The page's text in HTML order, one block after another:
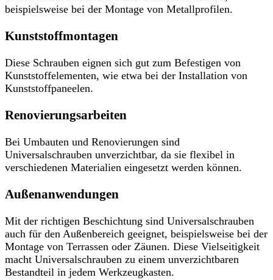
beispielsweise bei der Montage von Metallprofilen.
Kunststoffmontagen
Diese Schrauben eignen sich gut zum Befestigen von
Kunststoffelementen, wie etwa bei der Installation von
Kunststoffpaneelen.
Renovierungsarbeiten
Bei Umbauten und Renovierungen sind
Universalschrauben unverzichtbar, da sie flexibel in
verschiedenen Materialien eingesetzt werden können.
Außenanwendungen
Mit der richtigen Beschichtung sind Universalschrauben
auch für den Außenbereich geeignet, beispielsweise bei der
Montage von Terrassen oder Zäunen. Diese Vielseitigkeit
macht Universalschrauben zu einem unverzichtbaren
Bestandteil in jedem Werkzeugkasten.